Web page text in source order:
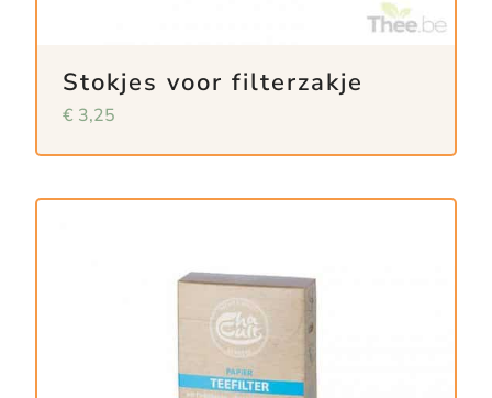
Stokjes voor filterzakje
€ 3,25